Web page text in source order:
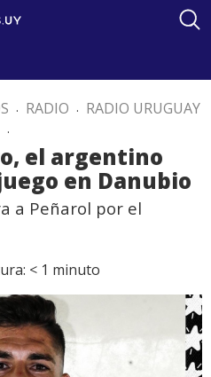
. RADIO . RADIO URUGUAY
.
el argentino
en Danubio
a Peñarol por el
< 1 minuto